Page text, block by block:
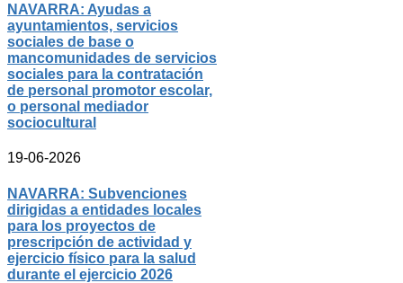
NAVARRA: Ayudas a
ayuntamientos, servicios
sociales de base o
mancomunidades de servicios
sociales para la contratación
de personal promotor escolar,
o personal mediador
sociocultural
19-06-2026
NAVARRA: Subvenciones
dirigidas a entidades locales
para los proyectos de
prescripción de actividad y
ejercicio físico para la salud
durante el ejercicio 2026